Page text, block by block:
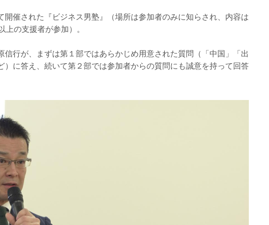
開催された『ビジネス男塾』（場所は参加者のみに知らされ、内容は
上の支援者が参加）。
信行が、まずは第１部ではあらかじめ用意された質問（「中国」「出
）に答え、続いて第２部では参加者からの質問にも誠意を持って回答